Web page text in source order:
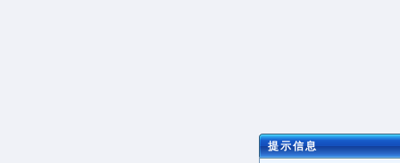
提示信息